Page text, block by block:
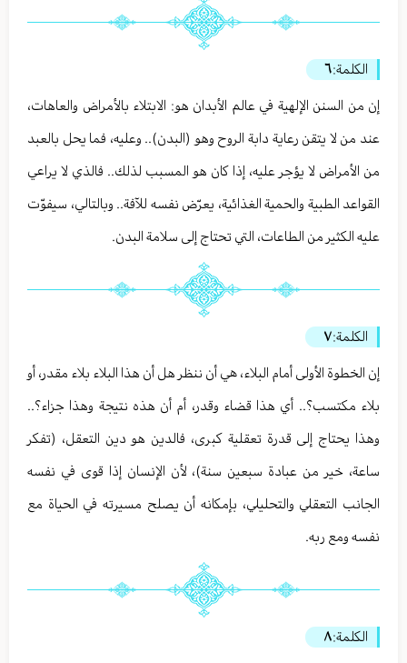
الكلمة:٦
إن من السنن الإلهية في عالم الأبدان هو: الابتلاء بالأمراض والعاهات،
عند من لا يتقن رعاية دابة الروح وهو (البدن).. وعليه، فما يحل بالعبد
من الأمراض لا يؤجر عليه، إذا كان هو المسبب لذلك.. فالذي لا يراعي
القواعد الطبية والحمية الغذائية، يعرّض نفسه للآفة.. وبالتالي، سيفوّت
عليه الكثير من الطاعات، التي تحتاج إلى سلامة البدن.
الكلمة:٧
إن الخطوة الأولى أمام البلاء، هي أن ننظر هل أن هذا البلاء بلاء مقدر، أو
بلاء مكتسب؟.. أي هذا قضاء وقدر، أم أن هذه نتيجة وهذا جزاء؟..
وهذا يحتاج إلى قدرة تعقلية كبرى، فالدين هو دين التعقل، (تفكر
ساعة، خير من عبادة سبعين سنة)، لأن الإنسان إذا قوى في نفسه
الجانب التعقلي والتحليلي، بإمكانه أن يصلح مسيرته في الحياة مع
نفسه ومع ربه.
الكلمة:٨